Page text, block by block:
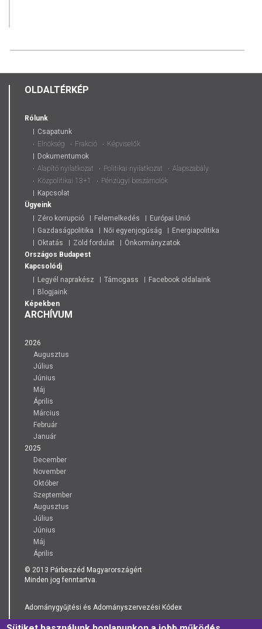
OLDALTÉRKÉP
Rólunk
Csapatunk
Elnökség
Frakció
Képviselők
Dokumentumok
Alapító nyilatkozat
Politikai nyilatkozat
Alapszabály
Közpolitikai 13+1
Pénzügyi beszámolók
Kapcsolat
Ügyeink
Zéro korrupció
Felemelkedés
Európai Unió
Gazdaságpolitika
Női egyenjogúság
Energiapolitika
Oktatás
Zöld fordulat
Önkormányzatok
Országos Budapest
Kapcsolódj
Legyél naprakész
Támogass
Facebook oldalaink
Blogjaink
Képekben
ARCHÍVUM
2026
Augusztus
Július
Június
Máj
Április
Március
Február
Január
2025
December
November
Október
Szeptember
Augusztus
Július
Június
Máj
Április
© 2013 Párbeszéd Magyarországért
Minden jog fenntartva.
Adománygyűjtési és Adományszervezési Kódex